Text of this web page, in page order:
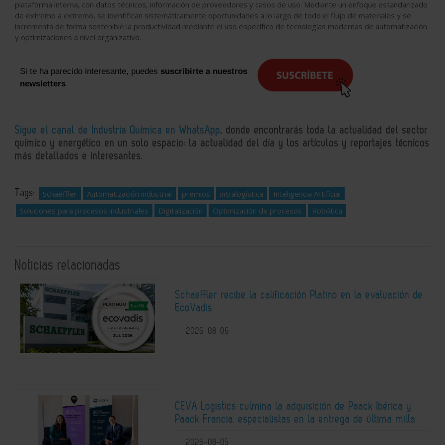
plataforma interna, con datos técnicos, información de proveedores y casos de uso. Mediante un enfoque estandarizado
de extremo a extremo, se identifican sistemáticamente oportunidades a lo largo de todo el flujo de materiales y se
incrementa de forma sostenible la productividad mediante el uso específico de tecnologías modernas de automatización
y optimizaciones a nivel organizativo.
Si te ha parecido interesante, puedes suscribirte a nuestros
newsletters
Sigue el canal de Industria Química en WhatsApp, donde encontrarás toda la actualidad del sector
químico y energético en un solo espacio: la actualidad del día y los artículos y reportajes técnicos
más detallados e interesantes.
Tags: Schaeffler Automatización industrial premios intralogística
Inteligencia Artificial
Soluciones para procesos industriales
Digitalización Optimización de procesos Robótica
Noticias relacionadas
Schaeffler recibe la calificación Platino en la evaluación de
EcoVadis
2026-08-06
CEVA Logistics culmina la adquisición de Paack Ibérica y
Paack Francia, especialistas en la entrega de última milla
2026-08-05